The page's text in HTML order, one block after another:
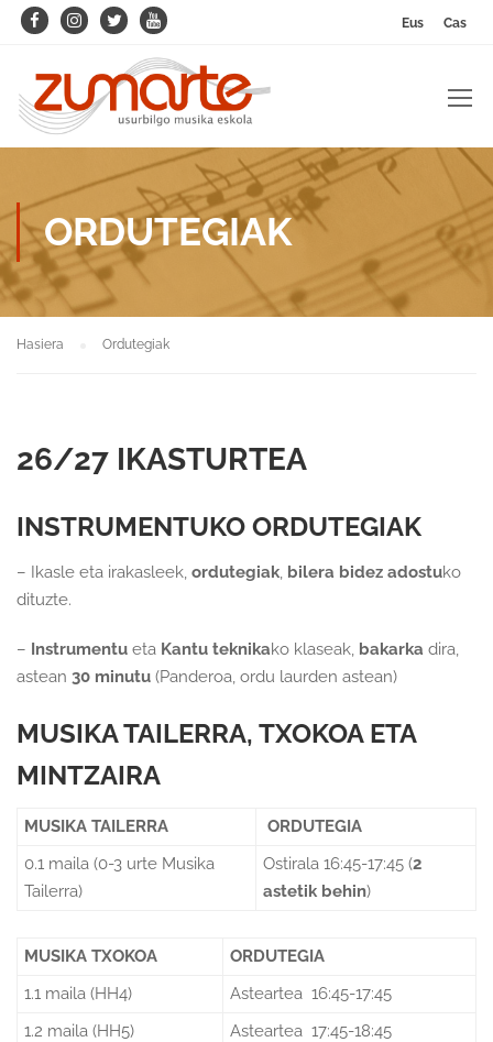
Eus Cas
ORDUTEGIAK
Hasiera Ordutegiak
26/27 IKASTURTEA
INSTRUMENTUKO ORDUTEGIAK
– Ikasle eta irakasleek, ordutegiak, bilera bidez adostuko
dituzte.
– Instrumentu eta Kantu teknikako klaseak, bakarka dira,
astean 30 minutu (Panderoa, ordu laurden astean)
MUSIKA TAILERRA, TXOKOA ETA
MINTZAIRA
MUSIKA TAILERRA
ORDUTEGIA
0.1 maila (0-3 urte Musika
Tailerra)
Ostirala 16:45-17:45 (2
astetik behin)
MUSIKA TXOKOA
ORDUTEGIA
1.1 maila (HH4)
Asteartea 16:45-17:45
1.2 maila (HH5)
Asteartea 17:45-18:45